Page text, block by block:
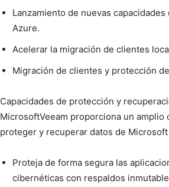
Lanzamiento de nuevas
Azure.
Acelerar la migración de clientes
Migración de clientes y protección
Capacidades de protección y
MicrosoftVeeam proporciona un
proteger y recuperar datos de
Proteja de forma segura las
cibernéticas con respaldos